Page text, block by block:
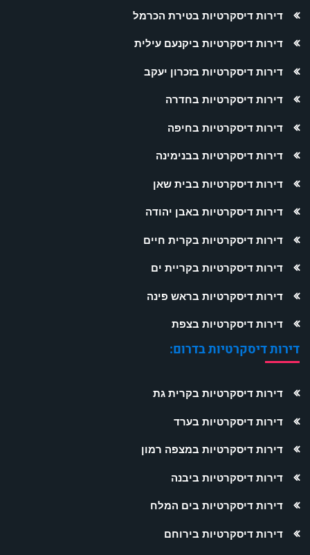
דירות דיסקרטיות בטירת הכרמל
דירות דיסקרטיות ביקנעם עילית
דירות דיסקרטיות בזכרון יעקב
דירות דיסקרטיות בחדרה
דירות דיסקרטיות בחיפה
דירות דיסקרטיות בבנימינה
דירות דיסקרטיות בבית שאן
דירות דיסקרטיות באבן יהודה
דירות דיסקרטיות בקרית חיים
דירות דיסקרטיות בקריית ים
דירות דיסקרטיות בראש פינה
דירות דיסקרטיות בצפת
דירות דיסקרטיות בדרום:
דירות דיסקרטיות בקרית גת
דירות דיסקרטיות בערד
דירות דיסקרטיות במצפה רמון
דירות דיסקרטיות ביבנה
דירות דיסקרטיות בים המלח
דירות דיסקרטיות בירוחם